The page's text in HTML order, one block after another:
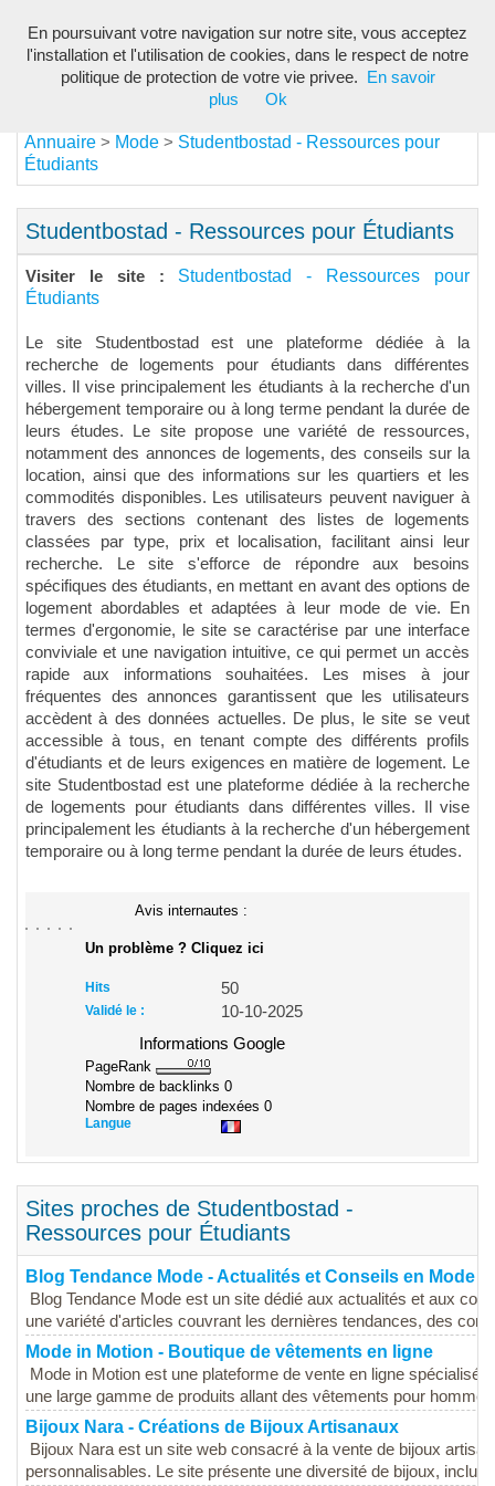
Annuaire > Mode > Studentbostad - Ressources pour
Étudiants
Studentbostad - Ressources pour Étudiants
Visiter le site : Studentbostad - Ressources pour
Étudiants
Le site Studentbostad est une plateforme dédiée à la
recherche de logements pour étudiants dans différentes
villes. Il vise principalement les étudiants à la recherche d'un
hébergement temporaire ou à long terme pendant la durée de
leurs études. Le site propose une variété de ressources,
notamment des annonces de logements, des conseils sur la
location, ainsi que des informations sur les quartiers et les
commodités disponibles. Les utilisateurs peuvent naviguer à
travers des sections contenant des listes de logements
classées par type, prix et localisation, facilitant ainsi leur
recherche. Le site s'efforce de répondre aux besoins
spécifiques des étudiants, en mettant en avant des options de
logement abordables et adaptées à leur mode de vie. En
termes d'ergonomie, le site se caractérise par une interface
conviviale et une navigation intuitive, ce qui permet un accès
rapide aux informations souhaitées. Les mises à jour
fréquentes des annonces garantissent que les utilisateurs
accèdent à des données actuelles. De plus, le site se veut
accessible à tous, en tenant compte des différents profils
d'étudiants et de leurs exigences en matière de logement. Le
site Studentbostad est une plateforme dédiée à la recherche
de logements pour étudiants dans différentes villes. Il vise
principalement les étudiants à la recherche d'un hébergement
temporaire ou à long terme pendant la durée de leurs études.
Avis internautes :
Un problème ? Cliquez ici
Hits 50
Validé le :
10-10-2025
Informations Google
PageRank
Nombre de backlinks 0
Nombre de pages indexées 0
Langue
Sites proches de Studentbostad -
Ressources pour Étudiants
Blog Tendance Mode - Actualités et Conseils en Mode
Blog Tendance Mode est un site dédié aux actualités et aux
une variété d'articles couvrant les dernières tendances, des
Mode in Motion - Boutique de vêtements en ligne
Mode in Motion est une plateforme de vente en ligne
une large gamme de produits allant des vêtements pour
Bijoux Nara - Créations de Bijoux Artisanaux
Bijoux Nara est un site web consacré à la vente de bijoux
personnalisables. Le site présente une diversité de bijoux,
En poursuivant votre navigation sur notre site, vous acceptez
l'installation et l'utilisation de cookies, dans le respect de notre
politique de protection de votre vie privee.
En savoir
plus
Ok